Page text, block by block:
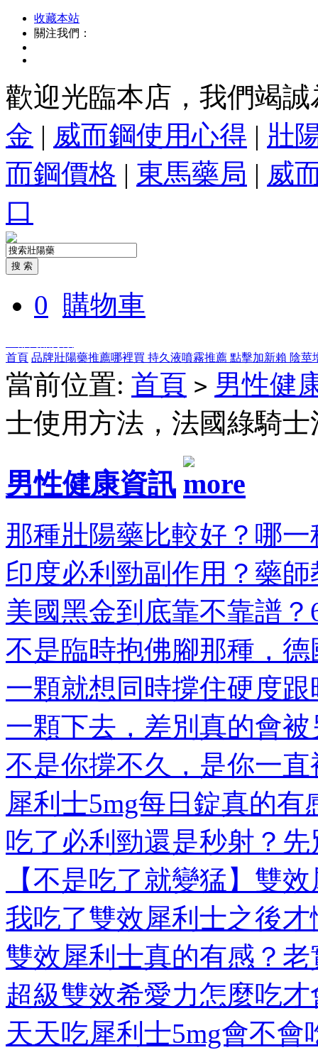
收藏本站
關注我們：
歡迎光臨本店，我們竭
金 | 威而鋼使用心得 | 壯
而鋼價格 | 東馬藥局 | 威
口
0 購物車
首頁 品牌壯陽藥推薦哪裡買 持久液噴霧推薦 點擊加新賴 陰莖
當前位置: 首頁 > 男性健
士使用方法，法國綠騎
男性健康資訊
那種壯陽藥比較好？哪
印度必利勁副作用？藥
美國黑金到底靠不靠譜？
不是臨時抱佛腳那種，
一顆就想同時撐住硬度
一顆下去，差別真的會
不是你撐不久，是你一
犀利士5mg每日錠真的有
吃了必利勁還是秒射？
【不是吃了就變猛】雙
我吃了雙效犀利士之後
雙效犀利士真的有感？
超級雙效希愛力怎麼吃
天天吃犀利士5mg會不會